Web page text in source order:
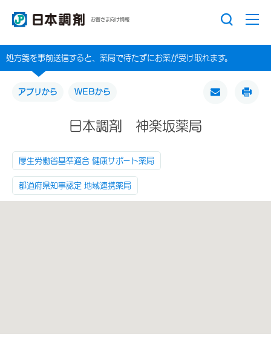
お客さま向け情報
処方箋を事前送信すると、薬局で待たずにお薬が受け取れます。
アプリから WEBから
日本調剤 神楽坂薬局
厚生労働省基準適合 健康サポート薬局
都道府県知事認定 地域連携薬局